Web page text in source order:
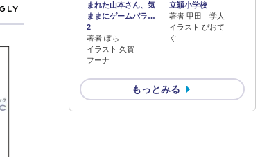
まれた山本さん、気
ままにゲームバラ…
2
著者 ぽち
イラスト 久賀
フーナ
立穎小学校
著者 甲田 学人
イラスト ぴおて
ぐ
もっとみる